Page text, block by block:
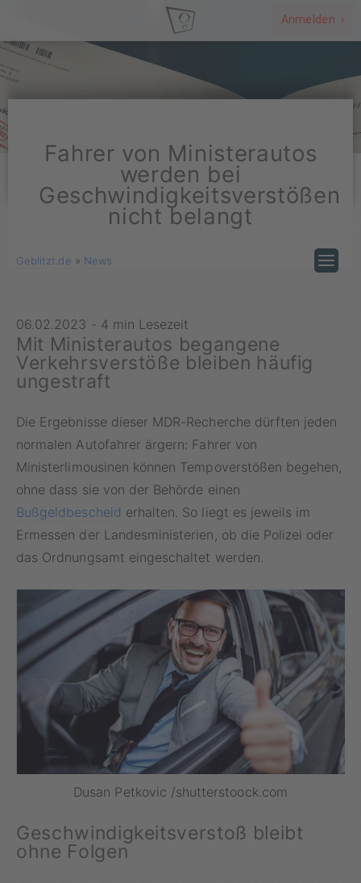
Anmelden ›
Fahrer von Ministerautos
werden bei
Geschwindigkeitsverstößen
nicht belangt
Geblitzt.de » News
06.02.2023 - 4 min Lesezeit
Mit Ministerautos begangene
Verkehrsverstöße bleiben häufig
ungestraft
Die Ergebnisse dieser MDR-Recherche dürften jeden
normalen Autofahrer ärgern: Fahrer von
Ministerlimousinen können Tempoverstößen begehen,
ohne dass sie von der Behörde einen
Bußgeldbescheid erhalten. So liegt es jeweils im
Ermessen der Landesministerien, ob die Polizei oder
das Ordnungsamt eingeschaltet werden.
Dusan Petkovic /shutterstoock.com
Geschwindigkeitsverstoß bleibt
ohne Folgen